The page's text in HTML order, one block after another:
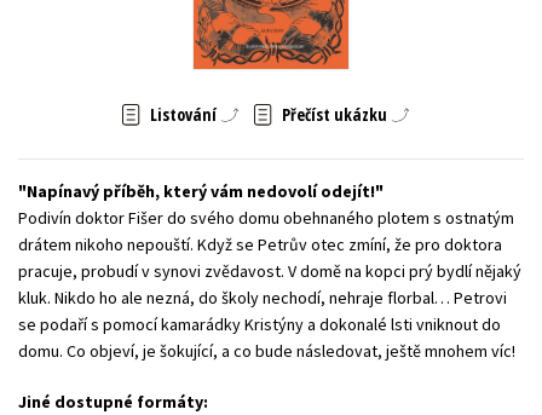
Zahraniční literatura
Listování Přečíst ukázku
Napínavý příběh, který vám nedovolí odejít!
Podivín doktor Fišer do svého domu obehnaného plotem s ostnatým
drátem nikoho nepouští. Když se Petrův otec zmíní, že pro doktora
pracuje, probudí v synovi zvědavost. V domě na kopci prý bydlí nějaký
kluk. Nikdo ho ale nezná, do školy nechodí, nehraje florbal… Petrovi
se podaří s pomocí kamarádky Kristýny a dokonalé lsti vniknout do
domu. Co objeví, je šokující, a co bude následovat, ještě mnohem víc!
Jiné dostupné formáty: